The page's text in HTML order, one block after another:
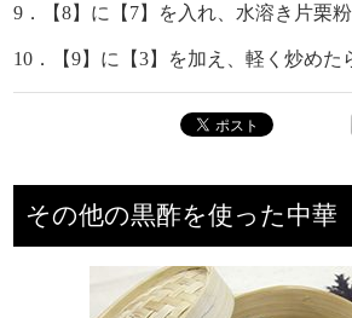
9．【8】に【7】を入れ、水溶き片栗粉
10．【9】に【3】を加え、軽く炒めた
その他の黒酢を使った中華